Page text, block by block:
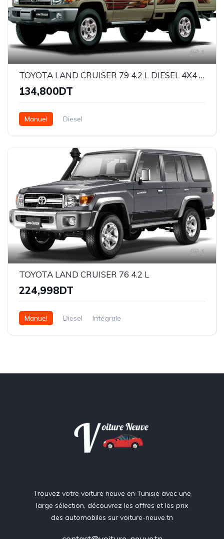
1
TOYOTA LAND CRUISER 79 4.2 L DIESEL 4X4 SIMPLE CABINE
134,800DT
Manuel Diesel
1
TOYOTA LAND CRUISER 76 4.2 L
224,998DT
Manuel Diesel Intégrale
Trouvez votre voiture neuve en Tunisie avec une
large sélection, découvrez les offres et les prix
des automobiles sur voiture-neuve.tn